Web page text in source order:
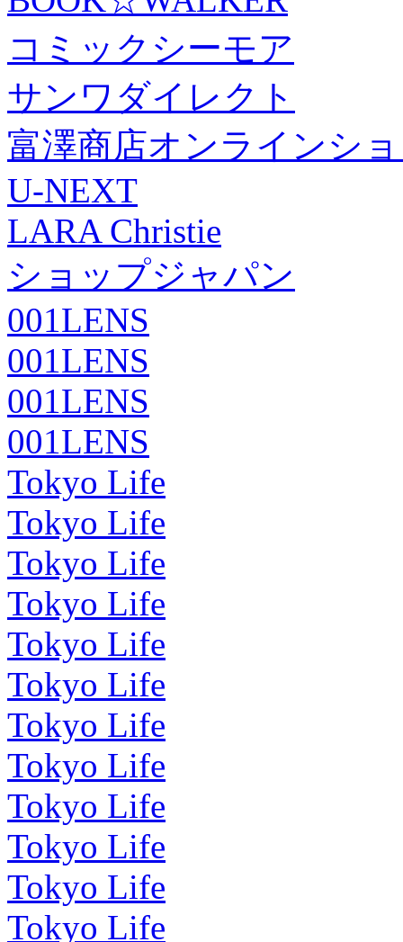
コミックシーモア
サンワダイレクト
富澤商店オンラインシ
U-NEXT
LARA Christie
ショップジャパン
001LENS
001LENS
001LENS
001LENS
Tokyo Life
Tokyo Life
Tokyo Life
Tokyo Life
Tokyo Life
Tokyo Life
Tokyo Life
Tokyo Life
Tokyo Life
Tokyo Life
Tokyo Life
Tokyo Life